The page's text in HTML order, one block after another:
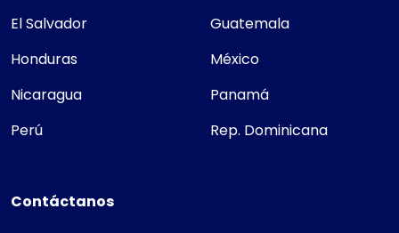
El Salvador
Guatemala
Honduras
México
Nicaragua
Panamá
Perú
Rep. Dominicana
Contáctanos